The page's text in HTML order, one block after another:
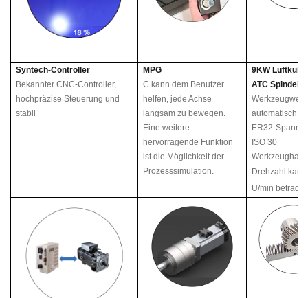
Syntech-Controller
Bekannter CNC-Controller,
hochpräzise Steuerung und
stabil
MPG
Ckann dem Benutzer
helfen, jede Achse
langsam zu bewegen.
Eine weitere
hervorragende Funktion
ist die Möglichkeit der
Prozesssimulation.
9KW
ATC Spindel
automatisch
ER32-
ISO 30
Drehzahl
U/min